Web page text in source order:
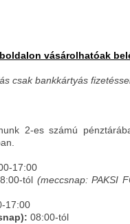
vásárolhatóak
csak bankkártyás
2-es számú
17:00
tól (meccsnap: PAKSI
17:00
08:00-tól